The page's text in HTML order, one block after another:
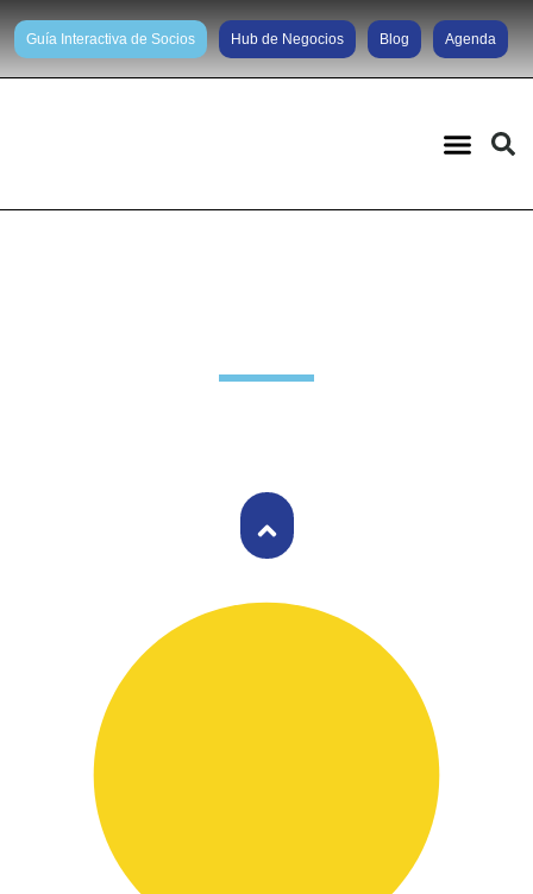
Guía Interactiva de Socios Hub de Negocios Blog Agenda